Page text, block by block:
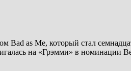
Bad as Me, который стал
на «Грэмми» в номинации